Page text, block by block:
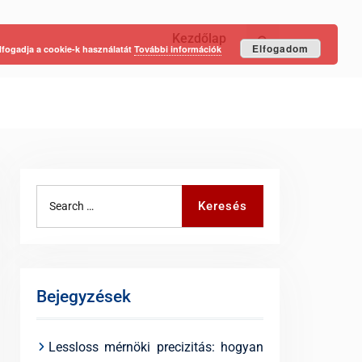
Kezdőlap Keresés
Keresés
Bejegyzések
Lessloss mérnöki precizitás: hogyan
a cookie-k használatát További információk Elfogadom